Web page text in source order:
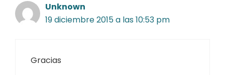
Unknown
19 diciembre 2015 a las 10:53 pm
Gracias